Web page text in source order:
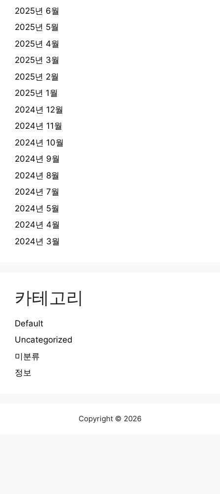
2025년 6월
2025년 5월
2025년 4월
2025년 3월
2025년 2월
2025년 1월
2024년 12월
2024년 11월
2024년 10월
2024년 9월
2024년 8월
2024년 7월
2024년 5월
2024년 4월
2024년 3월
카테고리
Default
Uncategorized
미분류
정보
Copyright © 2026